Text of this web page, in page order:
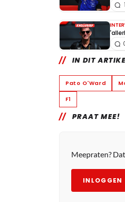
1
IN DIT
Pato O'Ward
F1
PRAAT MEE!
Meepraten?
INLOGGEN